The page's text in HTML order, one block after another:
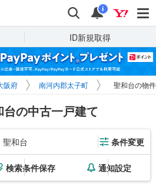
検索 通知
i
ID新規取得
阪府 南河内郡太子町 聖和台の物
の中古一戸建て
聖和台 条件変更
検索条件保存 通知設定